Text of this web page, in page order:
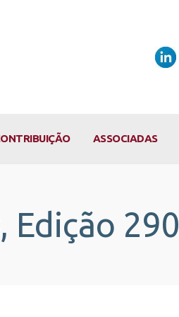
ASSOCIADAS
290